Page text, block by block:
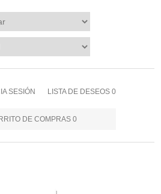
SESIÓN LISTA DE DESEOS 0
DE COMPRAS 0